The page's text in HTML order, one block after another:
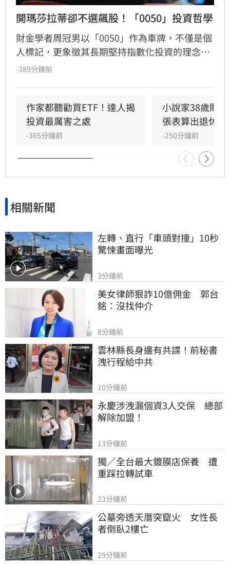
開瑪莎拉蒂卻不選飆股！「0050」投資哲學
財金學者周冠男以「0050」作為車牌，不僅是個
人標記，更象徵其長期堅持指數化投資的理念。
他透過學術研究與親身實踐發現，頻繁選股難以
心不在於預測行情，而是相信市場並與之共同成
長。為推廣此理念，三立財經iNEWS將於8月15
日舉辦「不再選股必勝術」投資論壇，邀請周冠
男解析行為財務學與資產配置策略，協助投資人
在市場震盪中穩健獲利。活動名額有限，歡迎投
資人報名參加，掌握長期致富心法。
-389分鐘前
作家都聽勸買ETF！達人揭
投資最厲害之處
-365分鐘前
小說家38歲財
張表算出退休金
-250分鐘前
相關新聞
左轉、直行「車頭對撞」10秒
驚悚畫面曝光
3分鐘前
美女律師狠詐10億佣金　郭台
銘：沒找仲介
8分鐘前
雲林縣長身邊有共諜！前秘書
洩行程給中共
10分鐘前
永慶涉洩漏個資3人交保　總部
解除加盟！
13分鐘前
獨／全台最大鍍膜店保養　遭
重踩拉轉試車
23分鐘前
公墓旁透天厝突竄火　女性長
者倒臥2樓亡
29分鐘前